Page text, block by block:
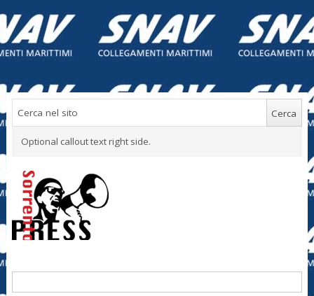
Optional callout text right side.